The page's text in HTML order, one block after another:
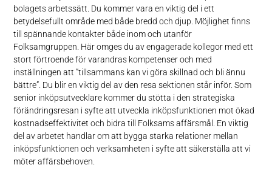
bolagets arbetssätt. Du kommer vara en viktig del i ett
betydelsefullt område med både bredd och djup. Möjlighet finns
till spännande kontakter både inom och utanför
Folksamgruppen. Här omges du av engagerade kollegor med ett
stort förtroende för varandras kompetenser och med
inställningen att ”tillsammans kan vi göra skillnad och bli ännu
bättre”. Du blir en viktig del av den resa sektionen står inför. Som
senior inköpsutvecklare kommer du stötta i den strategiska
förändringsresan i syfte att utveckla inköpsfunktionen mot ökad
kostnadseffektivitet och bidra till Folksams affärsmål. En viktig
del av arbetet handlar om att bygga starka relationer mellan
inköpsfunktionen och verksamheten i syfte att säkerställa att vi
möter affärsbehoven.